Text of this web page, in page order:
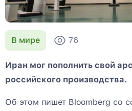
В мире 76
Иран мог пополнить свой
российского производства.
Об этом пишет Bloomberg со